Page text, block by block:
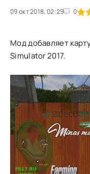
09 окт 2018, 02:29 0
1 2 3 4 5
Мод добавляет
Simulator 2017.